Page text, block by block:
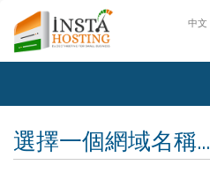
中文
選擇一個網域名稱...